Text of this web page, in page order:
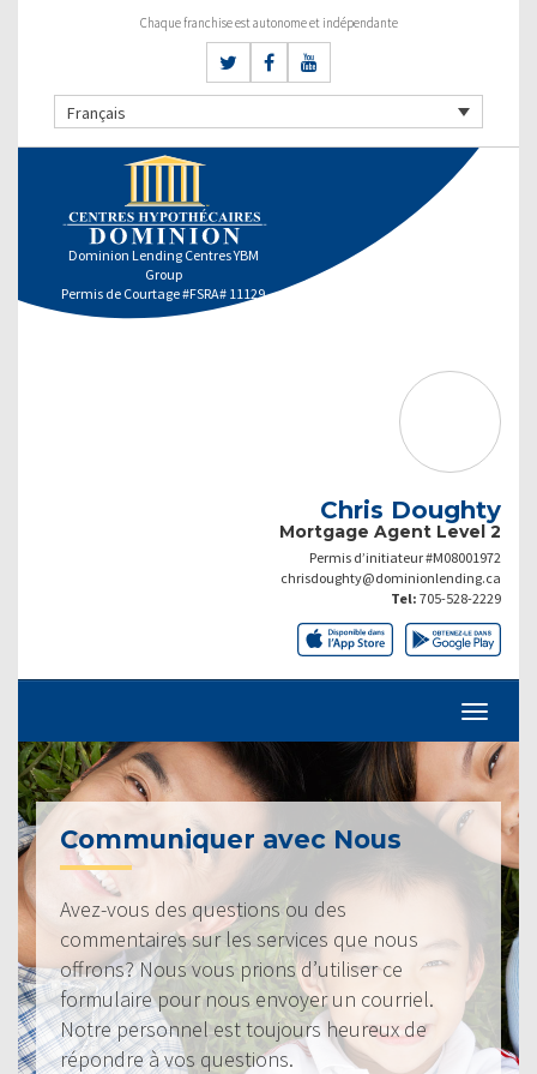
Chaque franchise est autonome et indépendante
Français
Dominion Lending Centres YBM
Group
Permis de Courtage #FSRA# 11129
Chris Doughty
Mortgage Agent Level 2
Permis d’initiateur #M08001972
chrisdoughty@dominionlending.ca
Tel: 705-528-2229
Communiquer avec Nous
Avez-vous des questions ou des
commentaires sur les services que nous
offrons? Nous vous prions d’utiliser ce
formulaire pour nous envoyer un courriel.
Notre personnel est toujours heureux de
répondre à vos questions.